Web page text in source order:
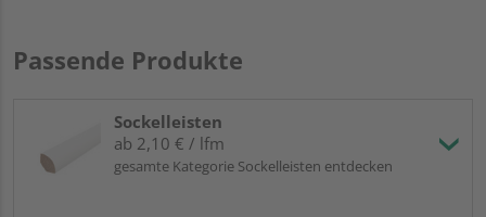
Passende Produkte
Sockelleisten
ab 2,10 € / lfm
gesamte Kategorie Sockelleisten entdecken